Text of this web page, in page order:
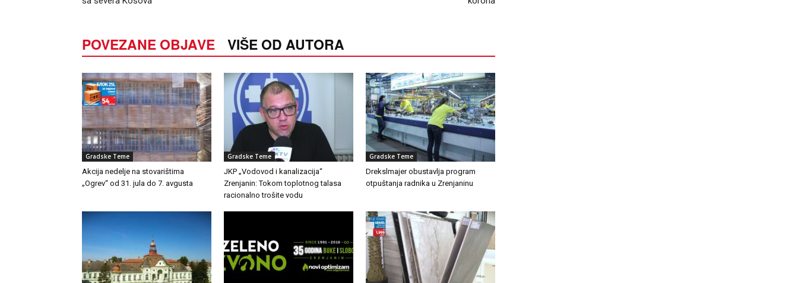
POVEZANE OBJAVE VIŠE OD AUTORA
Gradske Teme
Akcija nedelje na stovarištima
„Ogrev“ od 31. jula do 7. avgusta
Gradske Teme
JKP „Vodovod i kanalizacija“
Zrenjanin: Tokom toplotnog talasa
racionalno trošite vodu
Gradske Teme
Drekslmajer obustavlja program
otpuštanja radnika u Zrenjaninu